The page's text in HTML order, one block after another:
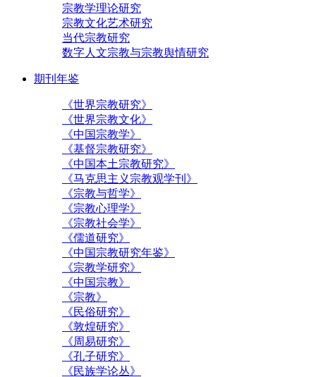
宗教学理论研究
宗教文化艺术研究
当代宗教研究
数字人文宗教与宗教舆情研究
期刊年鉴
《世界宗教研究》
《世界宗教文化》
《中国宗教学》
《基督宗教研究》
《中国本土宗教研究》
《马克思主义宗教观学刊》
《宗教与哲学》
《宗教心理学》
《宗教社会学》
《儒道研究》
《中国宗教研究年鉴》
《宗教学研究》
《中国宗教》
《宗教》
《民俗研究》
《敦煌研究》
《周易研究》
《孔子研究》
《民族学论丛》